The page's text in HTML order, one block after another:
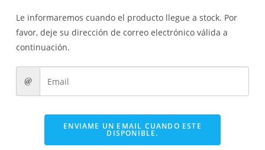
Le informaremos cuando el producto llegue a stock. Por
favor, deje su dirección de correo electrónico válida a
continuación.
ENVIAME UN EMAIL CUANDO ESTE
DISPONIBLE.